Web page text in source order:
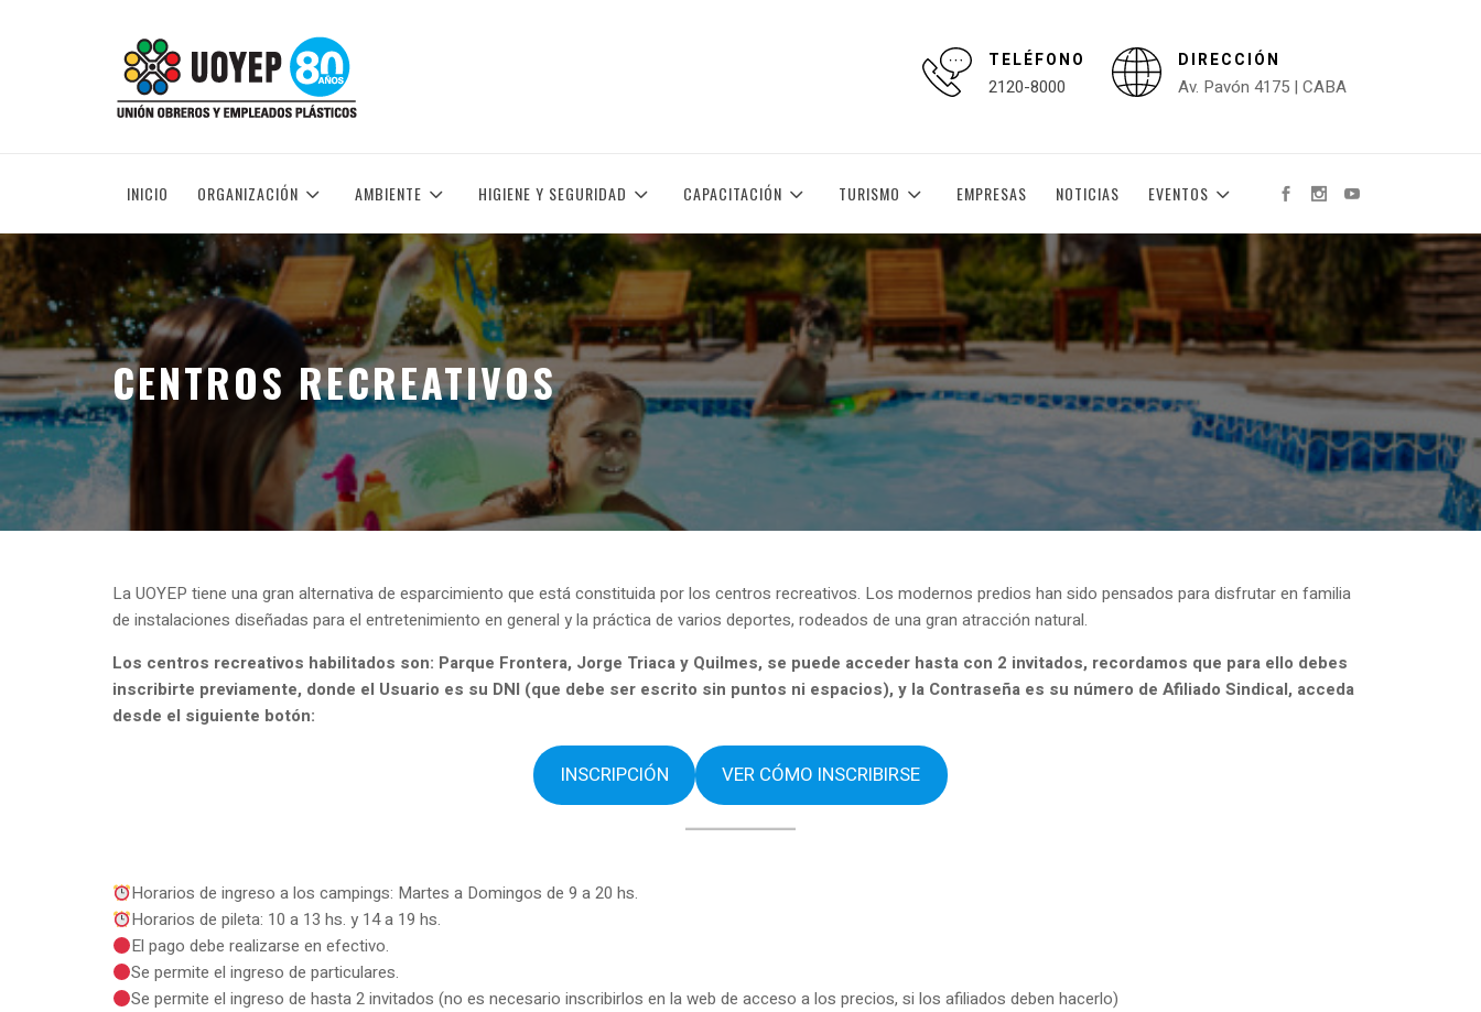
UNIÓN OBREROS Y EMPLEADOS PLÁSTICOS TELÉFONO
2120-8000
DIRECCIÓN
Av. Pavón 4175 | CABA
INICIO ORGANIZACIÓN AMBIENTE HIGIENE Y SEGURIDAD CAPACITACIÓN TURISMO EMPRESAS NOTICIAS EVENTOS
CENTROS RECREATIVOS
La UOYEP tiene una gran alternativa de esparcimiento que está constituida por los centros recreativos. Los modernos predios han sido pensados para disfrutar en familia
de instalaciones diseñadas para el entretenimiento en general y la práctica de varios deportes, rodeados de una gran atracción natural.
Los centros recreativos habilitados son: Parque Frontera, Jorge Triaca y Quilmes, se puede acceder hasta con 2 invitados, recordamos que para ello debes
inscribirte previamente, donde el Usuario es su DNI (que debe ser escrito sin puntos ni espacios), y la Contraseña es su número de Afiliado Sindical, acceda
desde el siguiente botón:
INSCRIPCIÓN VER CÓMO INSCRIBIRSE
Horarios de ingreso a los campings: Martes a Domingos de 9 a 20 hs.
Horarios de pileta: 10 a 13 hs. y 14 a 19 hs.
El pago debe realizarse en efectivo.
Se permite el ingreso de particulares.
Se permite el ingreso de hasta 2 invitados (no es necesario inscribirlos en la web de acceso a los precios, si los afiliados deben hacerlo)